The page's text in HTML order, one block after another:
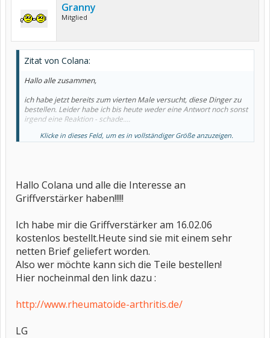
Granny
Mitglied
Zitat von Colana:
Hallo alle zusammen,
ich habe jetzt bereits zum vierten Male versucht, diese Dinger zu
bestellen. Leider habe ich bis heute weder eine Antwort noch sonst
irgend eine Reaktion - schade....
Liebe Grüße
Klicke in dieses Feld, um es in vollständiger Größe anzuzeigen.
Hallo Colana und alle die Interesse an
Griffverstärker haben!!!!!
Ich habe mir die Griffverstärker am 16.02.06
kostenlos bestellt.Heute sind sie mit einem sehr
netten Brief geliefert worden.
Also wer möchte kann sich die Teile bestellen!
Hier nocheinmal den link dazu :
http://www.rheumatoide-arthritis.de/
LG